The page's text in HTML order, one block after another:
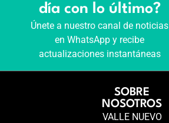
día con lo último?
Únete a nuestro canal de noticias
en WhatsApp y recibe
actualizaciones instantáneas
SOBRE
NOSOTROS
VALLE NUEVO